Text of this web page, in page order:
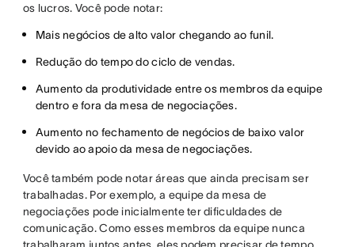
os lucros. Você pode notar:
Mais negócios de alto valor chegando ao funil.
Redução do tempo do ciclo de vendas.
Aumento da produtividade entre os membros da equipe
dentro e fora da mesa de negociações.
Aumento no fechamento de negócios de baixo valor
devido ao apoio da mesa de negociações.
Você também pode notar áreas que ainda precisam ser
trabalhadas. Por exemplo, a equipe da mesa de
negociações pode inicialmente ter dificuldades de
comunicação. Como esses membros da equipe nunca